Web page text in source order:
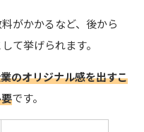
がかかるなど、後から
て挙げられます。
のオリジナル感を出すこ
です。